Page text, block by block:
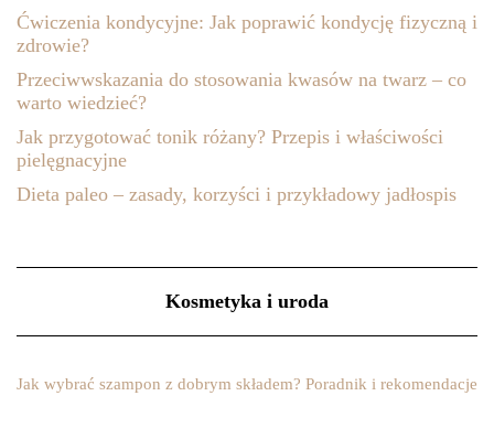
Ćwiczenia kondycyjne: Jak poprawić kondycję fizyczną i
zdrowie?
Przeciwwskazania do stosowania kwasów na twarz – co
warto wiedzieć?
Jak przygotować tonik różany? Przepis i właściwości
pielęgnacyjne
Dieta paleo – zasady, korzyści i przykładowy jadłospis
Kosmetyka i uroda
Jak wybrać szampon z dobrym składem? Poradnik i rekomendacje